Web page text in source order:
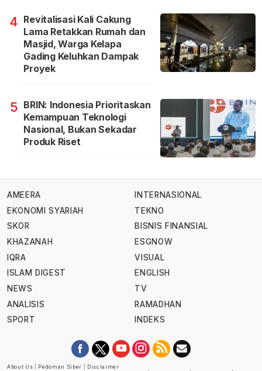
4 Revitalisasi Kali Cakung
Lama Retakkan Rumah dan
Masjid, Warga Kelapa
Gading Keluhkan Dampak
Proyek
5 BRIN: Indonesia Prioritaskan
Kemampuan Teknologi
Nasional, Bukan Sekadar
Produk Riset
AMEERA
EKONOMI SYARIAH
SKOR
KHAZANAH
IQRA
ISLAM DIGEST
NEWS
ANALISIS
SPORT
INTERNASIONAL
TEKNO
BISNIS FINANSIAL
ESGNOW
VISUAL
ENGLISH
TV
RAMADHAN
INDEKS
About Us Pedoman Siber
Disclaimer